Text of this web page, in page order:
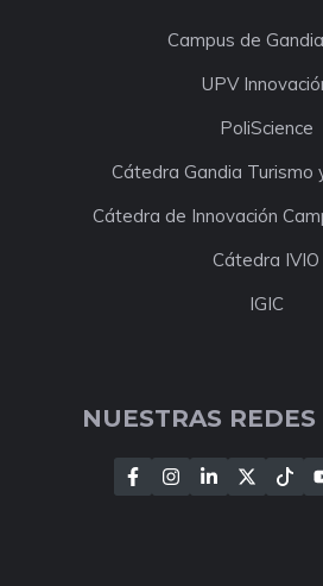
Campus de
UPV
PoliScience
Cátedra Gandia Turismo
Cátedra de Innovación
Cátedra IVIO
IGIC
NUESTRAS